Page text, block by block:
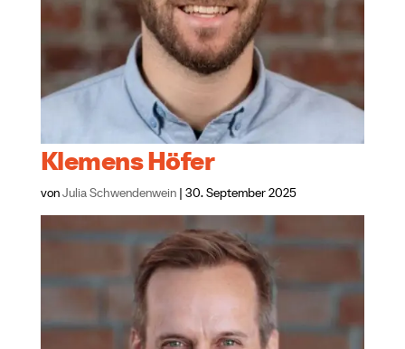
Klemens Höfer
vonJulia Schwendenwein| 30. September 2025